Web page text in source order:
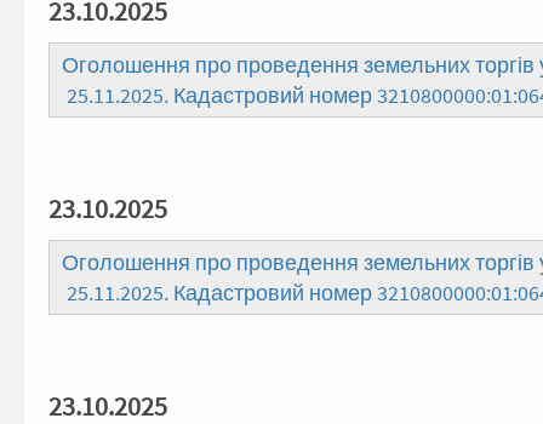
23.10.2025
Оголошення про проведення земельних
25.11.2025. Кадастровий номер
23.10.2025
Оголошення про проведення земельних
25.11.2025. Кадастровий номер
23.10.2025